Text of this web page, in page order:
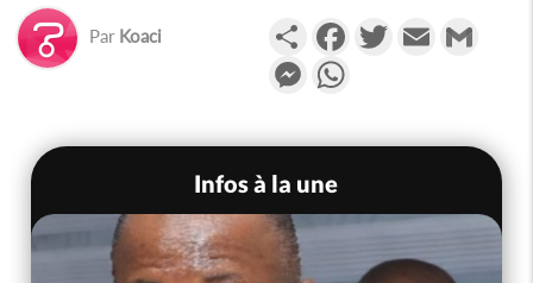
Par Koaci PartagerFacebookTwitterEmail
Messenger
Infos à la une